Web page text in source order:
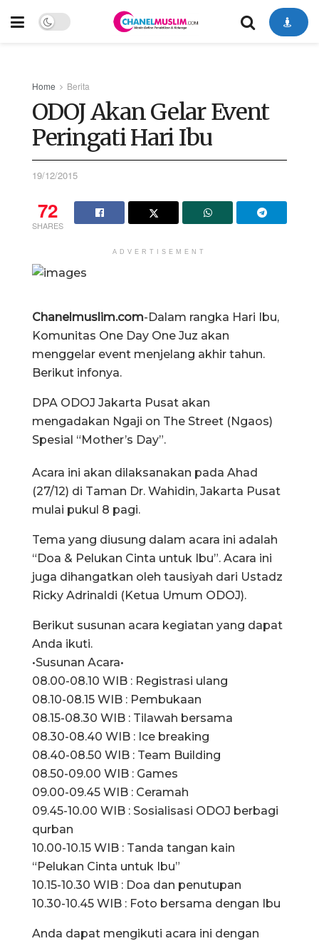
Home Berita
ODOJ Akan Gelar Event
Peringati Hari Ibu
19/12/2015
72
SHARES
ADVERTISEMENT
Chanelmuslim.com-Dalam rangka Hari Ibu,
Komunitas One Day One Juz akan
menggelar event menjelang akhir tahun.
Berikut infonya.
DPA ODOJ Jakarta Pusat akan
mengadakan Ngaji on The Street (Ngaos)
Spesial “Mother’s Day”.
Acara ini akan dilaksanakan pada Ahad
(27/12) di Taman Dr. Wahidin, Jakarta Pusat
mulai pukul 8 pagi.
Tema yang diusung dalam acara ini adalah
“Doa & Pelukan Cinta untuk Ibu”. Acara ini
juga dihangatkan oleh tausiyah dari Ustadz
Ricky Adrinaldi (Ketua Umum ODOJ).
Berikut susunan acara kegiatan yang dapat
Anda ikuti.
•Susunan Acara•
08.00-08.10 WIB : Registrasi ulang
08.10-08.15 WIB : Pembukaan
08.15-08.30 WIB : Tilawah bersama
08.30-08.40 WIB : Ice breaking
08.40-08.50 WIB : Team Building
08.50-09.00 WIB : Games
09.00-09.45 WIB : Ceramah
09.45-10.00 WIB : Sosialisasi ODOJ berbagi
qurban
10.00-10.15 WIB : Tanda tangan kain
“Pelukan Cinta untuk Ibu”
10.15-10.30 WIB : Doa dan penutupan
10.30-10.45 WIB : Foto bersama dengan Ibu
Anda dapat mengikuti acara ini dengan